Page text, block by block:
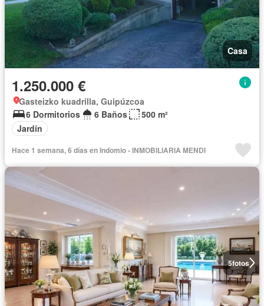
Casa
1.250.000 €
Gasteizko kuadrilla, Guipúzcoa
6 Dormitorios
6 Baños
500 m²
Jardín
Hace 1 semana, 6 días en Indomio - INMOBILIARIA MENDI
5fotos